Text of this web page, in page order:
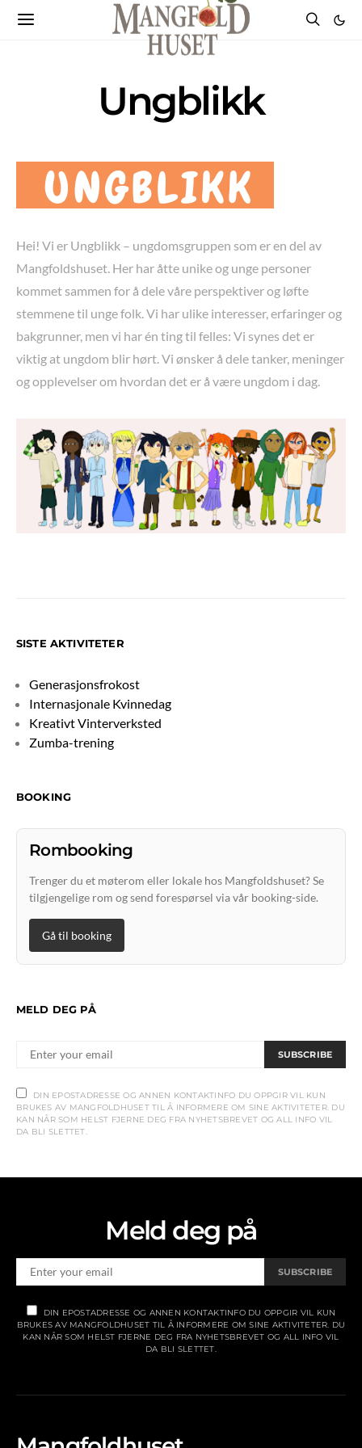
Ungblikk
Hei! Vi er Ungblikk – ungdomsgruppen som er en del av
Mangfoldshuset. Her har åtte unike og unge personer
kommet sammen for å dele våre perspektiver og løfte
stemmene til unge folk. Vi har ulike interesser, erfaringer og
bakgrunner, men vi har én ting til felles: Vi synes det er
viktig at ungdom blir hørt. Vi ønsker å dele tanker, meninger
og opplevelser om hvordan det er å være ungdom i dag.
SISTE AKTIVITETER
Generasjonsfrokost
Internasjonale Kvinnedag
Kreativt Vinterverksted
Zumba-trening
BOOKING
Rombooking
Trenger du et møterom eller lokale hos Mangfoldshuset? Se
tilgjengelige rom og send forespørsel via vår booking-side.
Gå til booking
MELD DEG PÅ
SUBSCRIBE
DIN EPOSTADRESSE OG ANNEN KONTAKTINFO DU OPPGIR VIL KUN
BRUKES AV MANGFOLDHUSET TIL Å INFORMERE OM SINE AKTIVITETER. DU
KAN NÅR SOM HELST FJERNE DEG FRA NYHETSBREVET OG ALL INFO VIL
DA BLI SLETTET.
Meld deg på
SUBSCRIBE
DIN EPOSTADRESSE OG ANNEN KONTAKTINFO DU OPPGIR VIL KUN
BRUKES AV MANGFOLDHUSET TIL Å INFORMERE OM SINE AKTIVITETER. DU
KAN NÅR SOM HELST FJERNE DEG FRA NYHETSBREVET OG ALL INFO VIL
DA BLI SLETTET.